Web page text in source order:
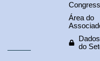
Área do
Dados
do